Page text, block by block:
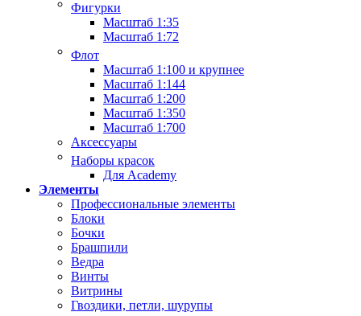
Фигурки
Масштаб 1:35
Масштаб 1:72
Флот
Масштаб 1:100 и крупнее
Масштаб 1:144
Масштаб 1:200
Масштаб 1:350
Масштаб 1:700
Аксессуары
Наборы красок
Для Academy
Элементы
Профессиональные элементы
Блоки
Бочки
Брашпили
Ведра
Винты
Витрины
Гвоздики, петли, шурупы